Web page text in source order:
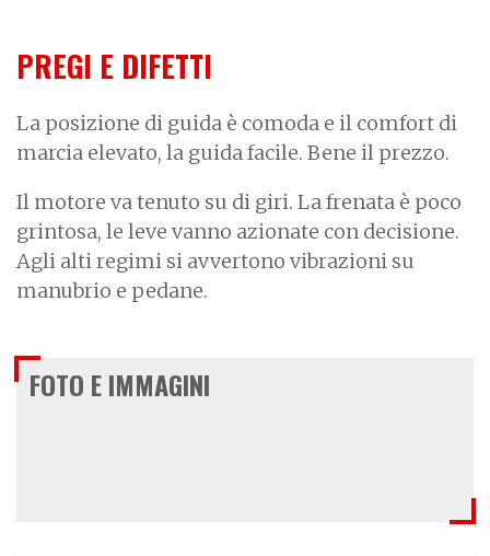
PREGI E DIFETTI
La posizione di guida è comoda e il comfort di
marcia elevato, la guida facile. Bene il prezzo.
Il motore va tenuto su di giri. La frenata è poco
grintosa, le leve vanno azionate con decisione.
Agli alti regimi si avvertono vibrazioni su
manubrio e pedane.
FOTO E IMMAGINI